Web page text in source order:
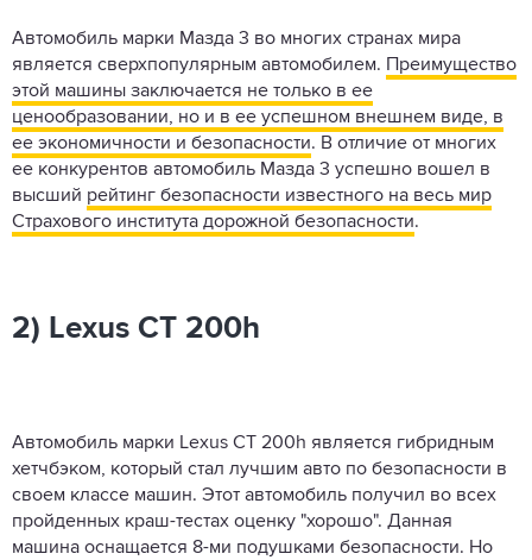
Автомобиль марки Мазда 3 во многих странах мира
является сверхпопулярным автомобилем.
Преимущество
этой машины заключается не только в ее
ценообразовании, но и в ее успешном внешнем виде, в
ее экономичности и безопасности. В отличие от многих
ее конкурентов автомобиль Мазда 3 успешно вошел в
высший рейтинг безопасности известного на весь мир
Страхового института дорожной безопасности.
2) Lexus CT 200h
Автомобиль марки Lexus CT 200h является гибридным
хетчбэком, который стал лучшим авто по безопасности в
своем классе машин. Этот автомобиль получил во всех
пройденных краш-тестах оценку "хорошо". Данная
машина оснащается 8-ми подушками безопасности. Но